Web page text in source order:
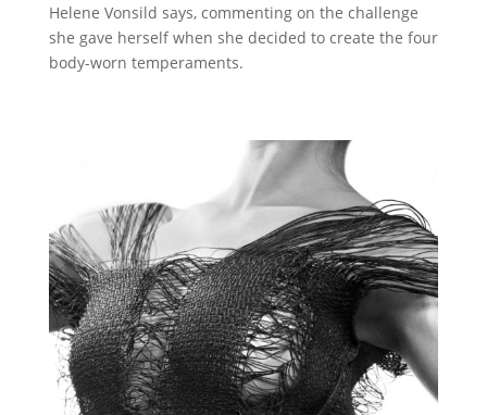
Helene Vonsild says, commenting on the challenge
she gave herself when she decided to create the four
body-worn temperaments.